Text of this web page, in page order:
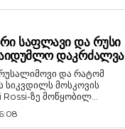
ᲡᲐᲤᲚᲐᲕᲘ ᲓᲐ ᲠᲣᲡᲘ
ᲓᲐᲙᲠᲫᲐᲚᲕᲐ
და რატომ
სიკვდილს მოსკოვის
ზე მოწყობილ...